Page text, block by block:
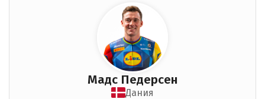
Мадс Педерсен
Дания